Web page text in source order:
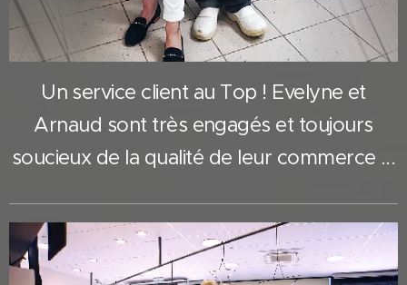
Un service client au Top ! Evelyne et
Arnaud sont très engagés et toujours
soucieux de la qualité de leur commerce ...